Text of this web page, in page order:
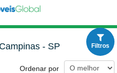
- SP
Ordenar por
Filtros